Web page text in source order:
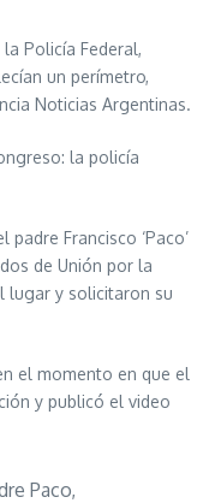
Policía Federal,
un perímetro,
Noticias Argentinas.
Francisco ‘Paco’
de Unión por la
lugar y solicitaron su
el momento en que el
y publicó el video
Paco,